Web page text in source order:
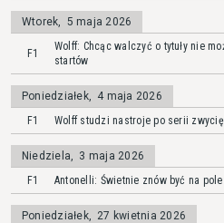
Wtorek, 5 maja 2026
F1
Wolff: Chcąc walczyć o tytuły nie
startów
Poniedziałek, 4 maja 2026
F1
Wolff studzi nastroje po serii
Niedziela, 3 maja 2026
F1
Antonelli: Świetnie znów być na
Poniedziałek, 27 kwietnia 2026